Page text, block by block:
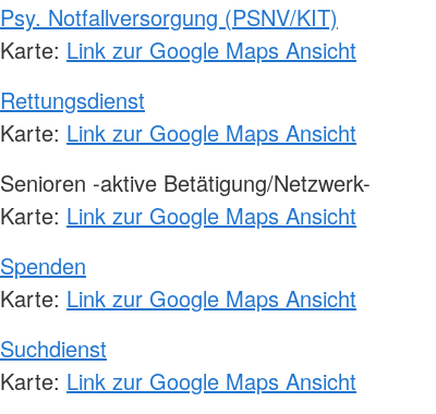
Psy. Notfallversorgung (PSNV/KIT)
Karte: Link zur Google Maps Ansicht
Rettungsdienst
Karte: Link zur Google Maps Ansicht
Senioren -aktive Betätigung/Netzwerk-
Karte: Link zur Google Maps Ansicht
Spenden
Karte: Link zur Google Maps Ansicht
Suchdienst
Karte: Link zur Google Maps Ansicht